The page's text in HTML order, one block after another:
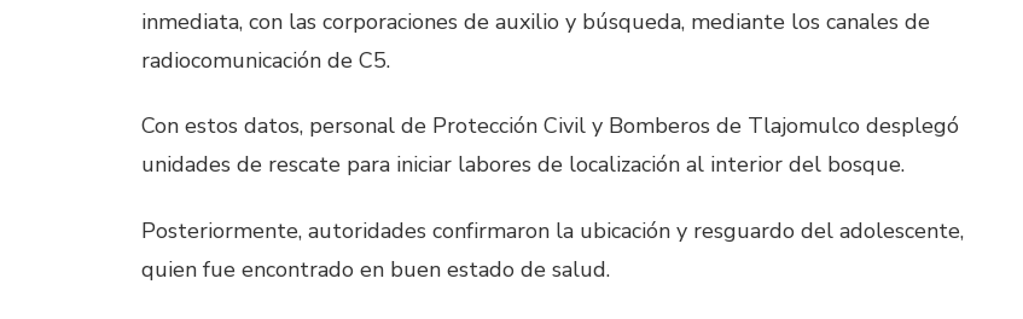
inmediata, con las corporaciones de auxilio y búsqueda, mediante los canales de
radiocomunicación de C5.
Con estos datos, personal de Protección Civil y Bomberos de Tlajomulco desplegó
unidades de rescate para iniciar labores de localización al interior del bosque.
Posteriormente, autoridades confirmaron la ubicación y resguardo del adolescente,
quien fue encontrado en buen estado de salud.